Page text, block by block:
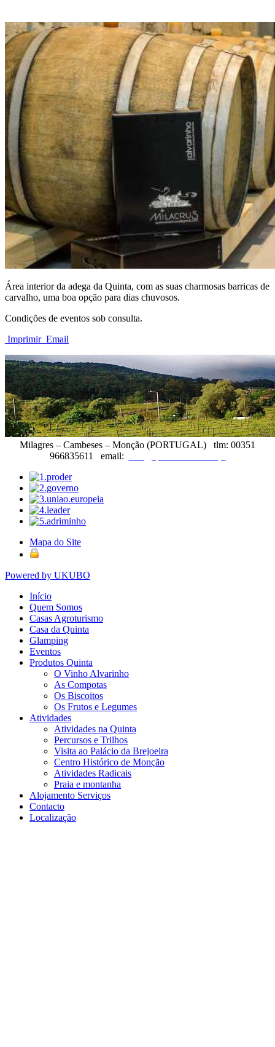
Área interior da adega da Quinta, com as suas charmosas barricas de
carvalho, uma boa opção para dias chuvosos.
Condições de eventos sob consulta.
Imprimir Email
Milagres – Cambeses – Monção (PORTUGAL) tlm: 00351
966835611 email:
Mapa do Site
Powered by UKUBO
Início
Quem Somos
Casas Agroturismo
Casa da Quinta
Glamping
Eventos
Produtos Quinta
O Vinho Alvarinho
As Compotas
Os Biscoitos
Os Frutos e Legumes
Atividades
Atividades na Quinta
Percursos e Trilhos
Visita ao Palácio da Brejoeira
Centro Histórico de Monção
Atividades Radicais
Praia e montanha
Alojamento Serviços
Contacto
Localização